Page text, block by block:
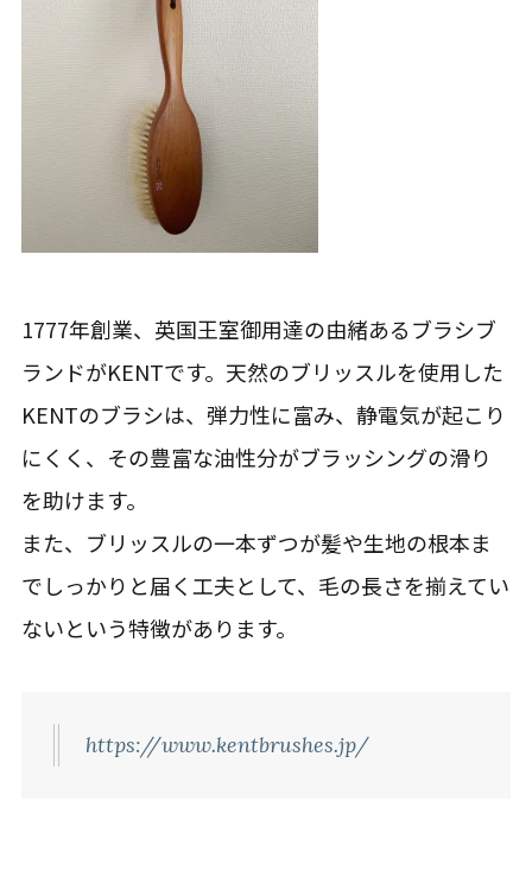
1777年創業、英国王室御用達の由緒あるブラシブ
ランドがKENTです。天然のブリッスルを使用した
KENTのブラシは、弾力性に富み、静電気が起こり
にくく、その豊富な油性分がブラッシングの滑り
を助けます。
また、ブリッスルの一本ずつが髪や生地の根本ま
でしっかりと届く工夫として、毛の長さを揃えてい
ないという特徴があります。
https://www.kentbrushes.jp/